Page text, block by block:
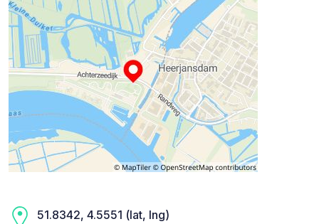
51.8342, 4.5551 (lat, lng)